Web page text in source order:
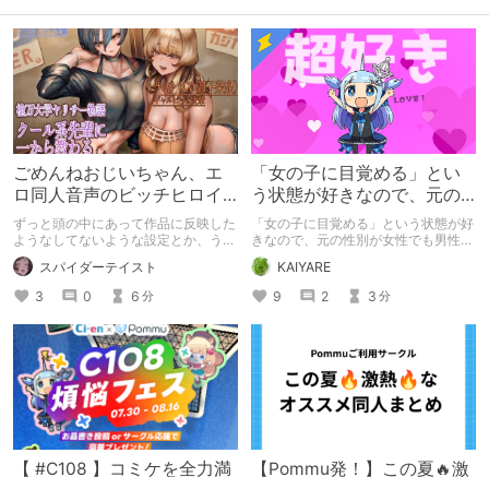
ごめんねおじいちゃん、エ
ロ同人音声のビッチヒロイ
ンに名前使って～過去作品
コンセプトを思い出そう～
ずっと頭の中にあって作品に反映した
ようなしてないような設定とか、うち
のヒロイン達の名づけの法則とかを頭
の中の映●研の金●さんに「そこにあ
っちゃいけねえんだよ」といわれたの
でとりあえず垂れ流します。
スパイダーテイスト
3
0 6 分
「女の子に目覚める」とい
う状態が好きなので、元の
性別が女性でも男性でも問
題ない話
「女の子に目覚める」という状態が好
きなので、元の性別が女性でも男性で
も問題ない話
KAIYARE
9
2 3 分
【 #C108 】コミケを全力満
【Pommu発！】この夏🔥激